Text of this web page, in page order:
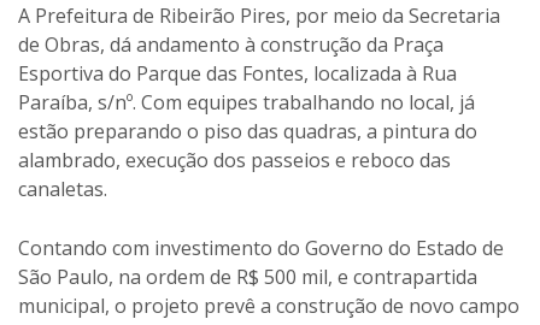
A Prefeitura de Ribeirão Pires, por meio da Secretaria
de Obras, dá andamento à construção da Praça
Esportiva do Parque das Fontes, localizada à Rua
Paraíba, s/nº. Com equipes trabalhando no local, já
estão preparando o piso das quadras, a pintura do
alambrado, execução dos passeios e reboco das
canaletas.
Contando com investimento do Governo do Estado de
São Paulo, na ordem de R$ 500 mil, e contrapartida
municipal, o projeto prevê a construção de novo campo